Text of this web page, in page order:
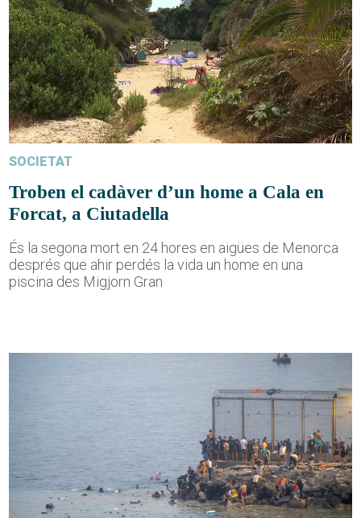
SOCIETAT
Troben el cadàver d’un home a Cala en
Forcat, a Ciutadella
És la segona mort en 24 hores en aigües de Menorca
després que ahir perdés la vida un home en una
piscina des Migjorn Gran